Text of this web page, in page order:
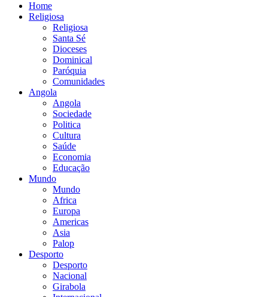
Home
Religiosa
Religiosa
Santa Sé
Dioceses
Dominical
Paróquia
Comunidades
Angola
Angola
Sociedade
Politica
Cultura
Saúde
Economia
Educação
Mundo
Mundo
Africa
Europa
Americas
Asia
Palop
Desporto
Desporto
Nacional
Girabola